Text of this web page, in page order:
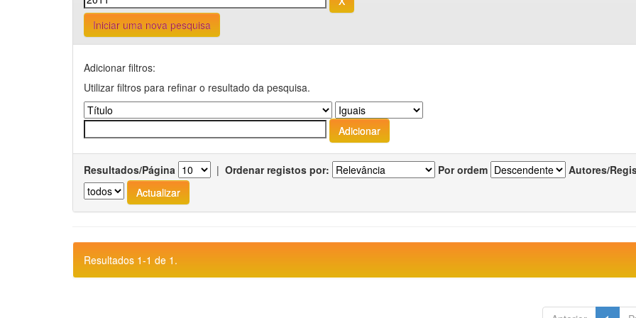
Iniciar uma nova pesquisa
Adicionar filtros:
Utilizar filtros para refinar o resultado da pesquisa.
Resultados/Página | Ordenar registos por: Por ordem Autores/
Resultados 1-1 de 1.